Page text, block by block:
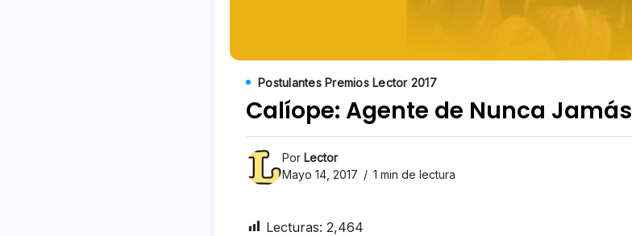
Postulantes Premios Lector 2017
Calíope: Agente de Nunca Jamás
Por Lector
Mayo 14, 2017
1 min de lectura
Lecturas: 2,464